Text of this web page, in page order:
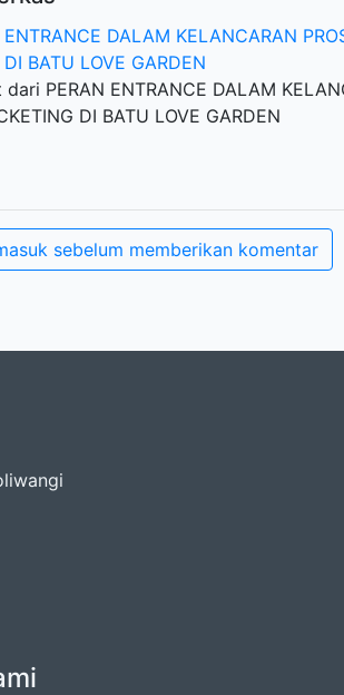
DALAM KELANCARAN
BATU LOVE GARDEN
PERAN ENTRANCE DALAM
DI BATU LOVE GARDEN
sebelum memberikan komentar